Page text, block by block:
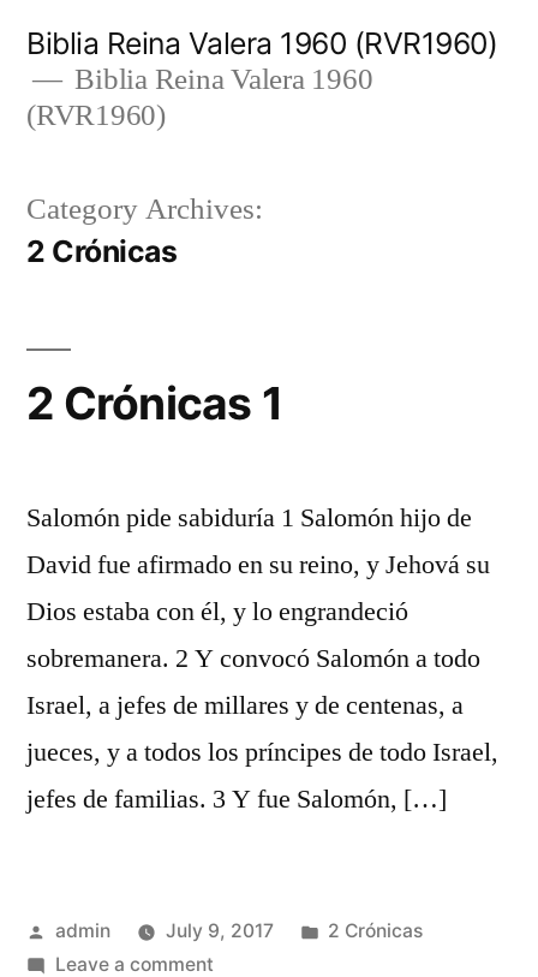
content
Biblia Reina Valera 1960 (RVR1960)
Biblia Reina Valera 1960
(RVR1960)
Category Archives:
2 Crónicas
2 Crónicas 1
Salomón pide sabiduría 1 Salomón hijo de
David fue afirmado en su reino, y Jehová su
Dios estaba con él, y lo engrandeció
sobremanera. 2 Y convocó Salomón a todo
Israel, a jefes de millares y de centenas, a
jueces, y a todos los príncipes de todo Israel,
jefes de familias. 3 Y fue Salomón, […]
Posted
by
admin July 9, 2017
Posted
2 Crónicas
Leave a commenton